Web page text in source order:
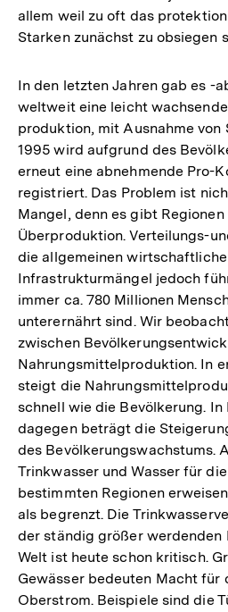
allem weil zu oft das
Starken zunächst zu obsiegen
In den letzten Jahren gab es -
weltweit eine leicht
produktion, mit Ausnahme von
1995 wird aufgrund des
erneut eine abnehmende Pro-
registriert. Das Problem ist
Mangel, denn es gibt
Überproduktion. Verteilungs-
die allgemeinen
Infrastrukturmängel jedoch
immer ca. 780 Millionen
unterernährt sind. Wir
zwischen
Nahrungsmittelproduktion. In
steigt die
schnell wie die Bevölkerung.
dagegen beträgt die
des Bevölkerungswachstums.
Trinkwasser und Wasser für
bestimmten Regionen
als begrenzt. Die
der ständig größer
Welt ist heute schon kritisch.
Gewässer bedeuten Macht für
Oberstrom. Beispiele sind die